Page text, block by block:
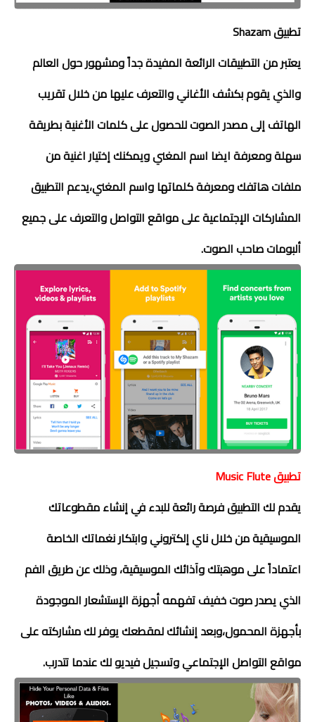
تطبيقShazam
يعتبر من التطبيقات الرائعة المفيدة جداً ومشهور حول العالم
والذي يقوم بكشف الأغاني والتعرف عليها من خلال تقريب
الهاتف إلى مصدر الصوت للحصول على كلمات الأغنية بطريقة
سهلة ومعرفة ايضا اسم المغني ويمكنك إختيار اغنية من
ملفات هاتفك ومعرفة كلماتها واسم المغني،يدعم التطبيق
المشاركات الإجتماعية على مواقع التواصل والتعرف على جميع
ألبومات صاحب الصوت.
تطبيقMusic Flute
يقدم لك التطبيق فرصة رائعة للبدء في إنشاء مقطوعاتك
الموسيقية من خلال ناي إلكتروني وابتكار نغماتك الخاصة
اعتماداً على موهبتك وآذائك الموسيقية، وذلك عن طريق الفم
الذي يصدر صوت خفيف تفهمه أجهزة الإستشعار الموجودة
بأجهزة المحمول،وبعد إنشائك لمقطعك يوفر لك مشاركته على
مواقع التواصل الإجتماعي وتسجيل فيديو لك عندما تتدرب.